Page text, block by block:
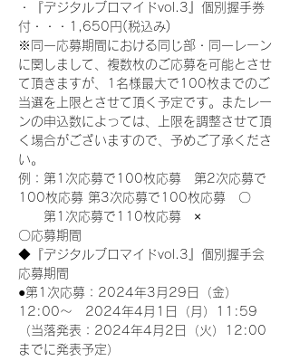
・『デジタルブロマイドvol.3』個別握手券
付・・・1,650円(税込み)
※同一応募期間における同じ部・同一レーン
に関しまして、複数枚のご応募を可能とさせ
て頂きますが、1名様最大で100枚までのご
当選を上限とさせて頂く予定です。またレー
ンの申込数によっては、上限を調整させて頂
く場合がございますので、予めご了承くださ
い。
例：第1次応募で100枚応募　第2次応募で
100枚応募 第3次応募で100枚応募　〇
第1次応募で110枚応募　×
〇応募期間
◆『デジタルブロマイドvol.3』個別握手会
応募期間
●第1次応募：2024年3月29日（金）
12:00～　2024年4月1日（月）11:59
（当落発表：2024年4月2日（火）12:00
までに発表予定）